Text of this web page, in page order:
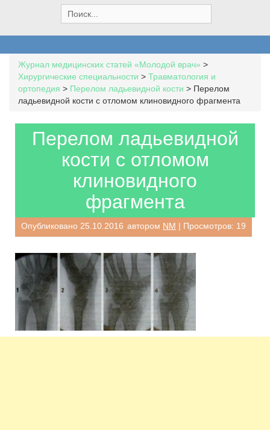
e
a
h
f
o
r
Журнал медицинских статей «Молодой врач» >
Хирургические специальности > Травматология и
ортопедия > Перелом ладьевидной кости > Перелом
ладьевидной кости с отломом клиновидного фрагмента
Перелом ладьевидной
кости с отломом
клиновидного
фрагмента
Опубликовано 25.10.2016 автором NM | Просмотров: 19